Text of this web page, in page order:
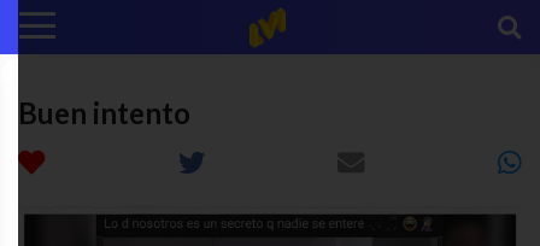
Buen intento